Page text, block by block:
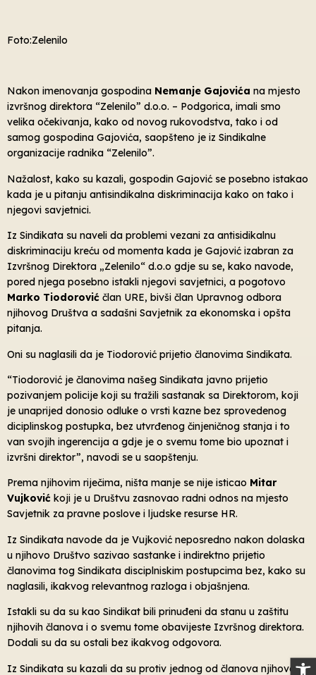
Foto:Zelenilo
Nakon imenovanja gospodina Nemanje Gajovića na mjesto
izvršnog direktora “Zelenilo” d.o.o. – Podgorica, imali smo
velika očekivanja, kako od novog rukovodstva, tako i od
samog gospodina Gajovića, saopšteno je iz Sindikalne
organizacije radnika “Zelenilo”.
Nažalost, kako su kazali, gospodin Gajović se posebno istakao
kada je u pitanju antisindikalna diskriminacija kako on tako i
njegovi savjetnici.
Iz Sindikata su naveli da problemi vezani za antisidikalnu
diskriminaciju kreću od momenta kada je Gajović izabran za
Izvršnog Direktora „Zelenilo“ d.o.o gdje su se, kako navode,
pored njega posebno istakli njegovi savjetnici, a pogotovo
Marko Tiodorović član URE, bivši član Upravnog odbora
njihovog Društva a sadašni Savjetnik za ekonomska i opšta
pitanja.
Oni su naglasili da je Tiodorović prijetio članovima Sindikata.
“Tiodorović je članovima našeg Sindikata javno prijetio
pozivanjem policije koji su tražili sastanak sa Direktorom, koji
je unaprijed donosio odluke o vrsti kazne bez sprovedenog
diciplinskog postupka, bez utvrđenog činjeničnog stanja i to
van svojih ingerencija a gdje je o svemu tome bio upoznat i
izvršni direktor”, navodi se u saopštenju.
Prema njihovim riječima, ništa manje se nije isticao Mitar
Vujković koji je u Društvu zasnovao radni odnos na mjesto
Savjetnik za pravne poslove i ljudske resurse HR.
Iz Sindikata navode da je Vujković neposredno nakon dolaska
u njihovo Društvo sazivao sastanke i indirektno prijetio
članovima tog Sindikata disciplniskim postupcima bez, kako su
naglasili, ikakvog relevantnog razloga i objašnjena.
Istakli su da su kao Sindikat bili prinuđeni da stanu u zaštitu
njihovih članova i o svemu tome obavijeste Izvršnog direktora.
Dodali su da su ostali bez ikakvog odgovora.
Iz Sindikata su kazali da su protiv jednog od članova njihovog